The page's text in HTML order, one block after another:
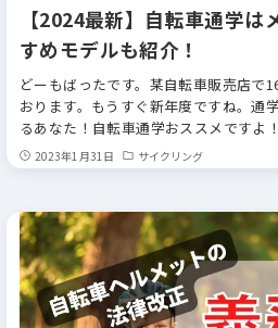
【2024最新】自転車通学
すめモデルも紹介！
どーもばったです。某自転車販売店で
おります。もうすぐ新年度ですね。通
るあなた！自転車通学おススメですよ
2023年1月31日 サイクリング